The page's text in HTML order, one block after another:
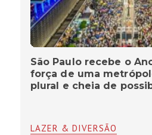
São Paulo recebe o
força de uma
plural e cheia de
LAZER & DIVERSÃO